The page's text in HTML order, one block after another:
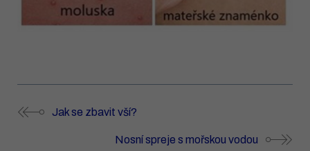
Jak se zbavit vší?
Nosní spreje s mořskou vodou